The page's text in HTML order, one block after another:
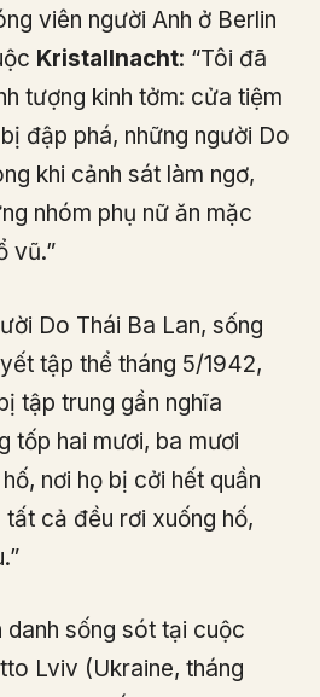
viên người Anh ở Berlin
Kristallnacht: “Tôi đã
tượng kinh tởm: cửa tiệm
đập phá, những người Do
khi cảnh sát làm ngơ,
nhóm phụ nữ ăn mặc
vũ.”
Do Thái Ba Lan, sống
tập thể tháng 5/1942,
tập trung gần nghĩa
tốp hai mươi, ba mươi
nơi họ bị cởi hết quần
tất cả đều rơi xuống hố,
danh sống sót tại cuộc
Lviv (Ukraine, tháng